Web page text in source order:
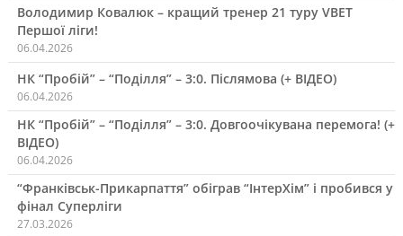
Володимир Ковалюк – кращий тренер 21 туру VBET
Першої ліги!
06.04.2026
НК “Пробій” – “Поділля” – 3:0. Післямова (+ ВІДЕО)
06.04.2026
НК “Пробій” – “Поділля” – 3:0. Довгоочікувана перемога! (+
ВІДЕО)
06.04.2026
“Франківськ-Прикарпаття” обіграв “ІнтерХім” і пробився у
фінал Суперліги
27.03.2026